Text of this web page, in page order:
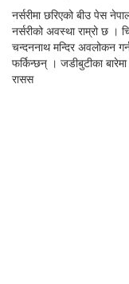
नर्सरीमा छरिएको बीउ पेस
नर्सरीको अवस्था राम्रो छ ।
चन्दननाथ मन्दिर अवलोकन
फर्किन्छन् । जडीबुटीका
रासस